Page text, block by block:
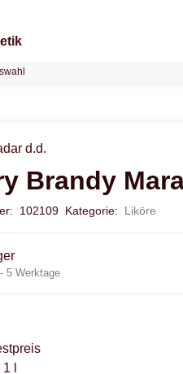
d.d.
Brandy
102109 Kategorie: Liköre
5 Werktage
l